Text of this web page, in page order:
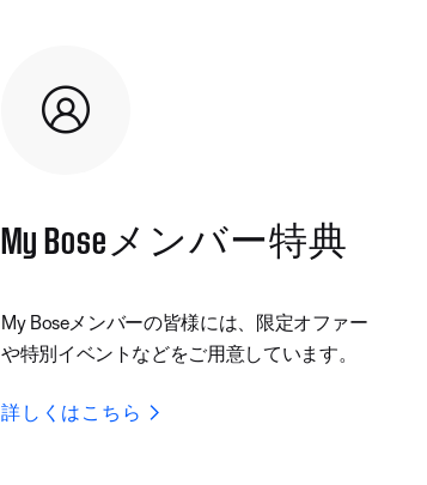
My Boseメンバー特典
My Boseメンバーの皆様には、限定オファー
や特別イベントなどをご用意しています。
詳しくはこちら